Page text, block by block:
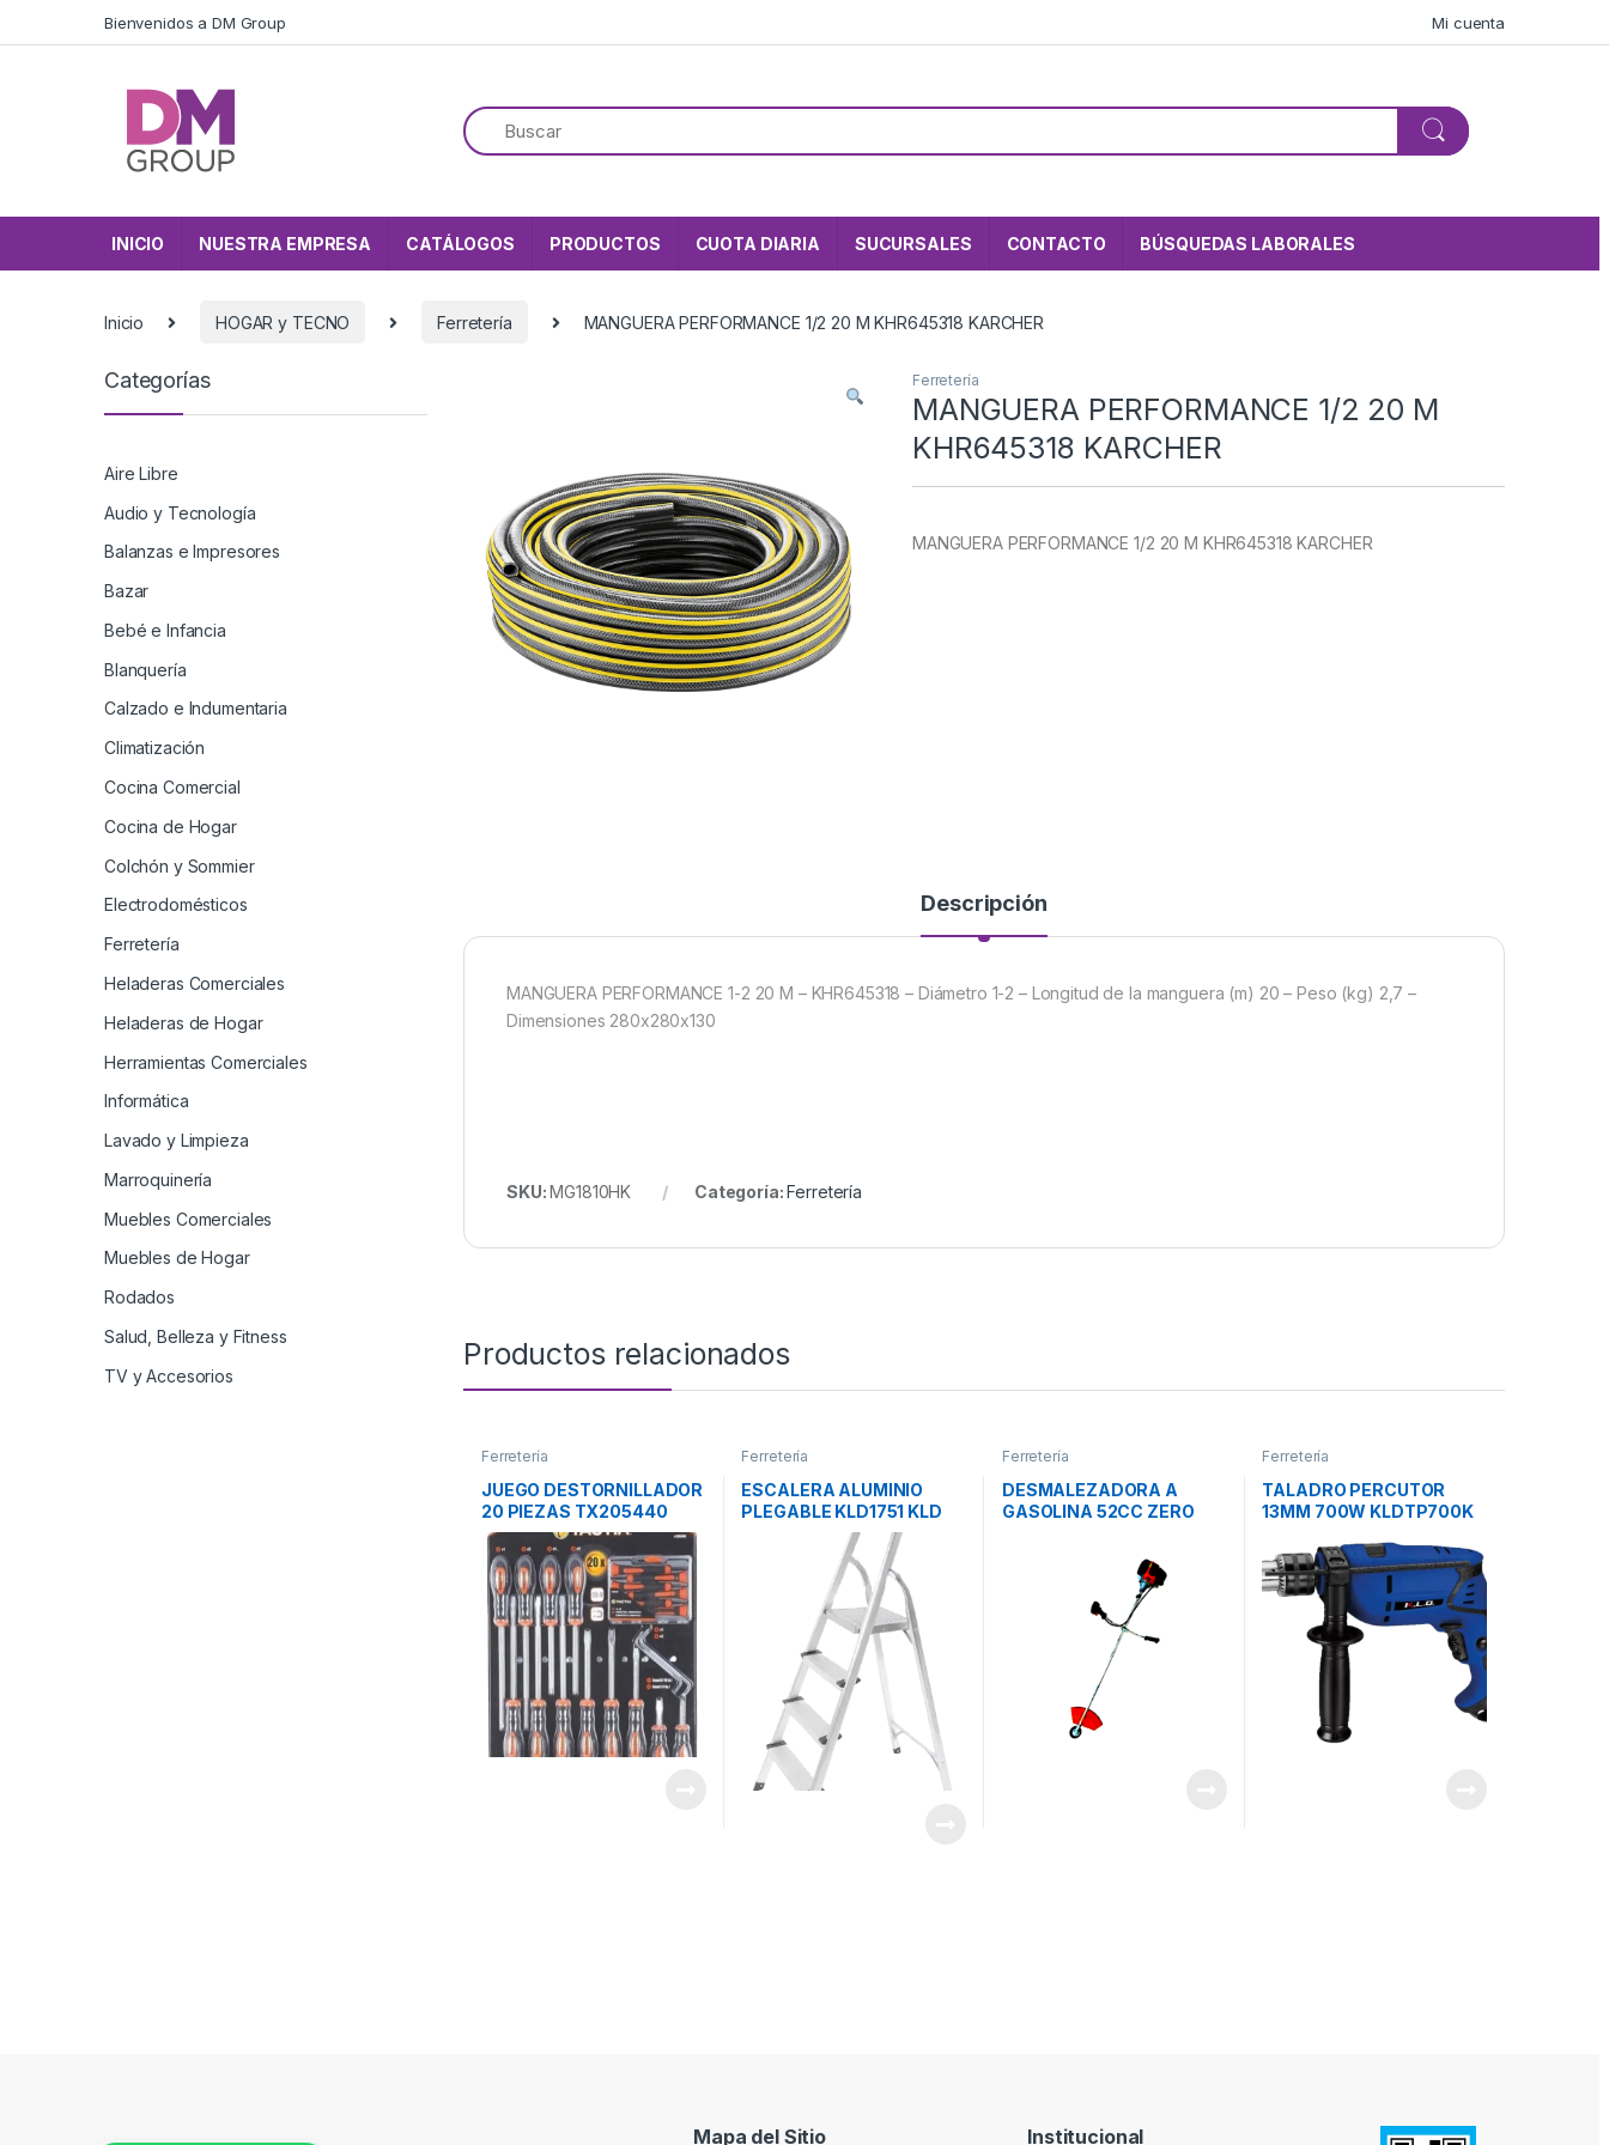
Bienvenidos a DM Group Mi cuenta
INICIO NUESTRA EMPRESA CATÁLOGOS PRODUCTOS CUOTA DIARIA SUCURSALES CONTACTO BÚSQUEDAS LABORALES
Inicio HOGAR y TECNO Ferretería MANGUERA PERFORMANCE 1/2 20 M KHR645318 KARCHER
Ferretería
MANGUERA PERFORMANCE 1/2 20 M
KHR645318 KARCHER
MANGUERA PERFORMANCE 1/2 20 M KHR645318 KARCHER
Descripción
MANGUERA PERFORMANCE 1-2 20 M – KHR645318 – Diámetro 1-2 – Longitud de la manguera (m) 20 – Peso (kg) 2,7 –
Dimensiones 280x280x130
SKU:MG1810HK Categoría:Ferretería
Productos relacionados
Ferretería
JUEGO DESTORNILLADOR
20 PIEZAS TX205440
TACTIX
Ferretería
ESCALERA ALUMINIO
PLEGABLE KLD1751 KLD
Ferretería
DESMALEZADORA A
GASOLINA 52CC ZERO
Ferretería
TALADRO PERCUTOR
13MM 700W KLDTP700K
Categorías
Aire Libre
Audio y Tecnología
Balanzas e Impresores
Bazar
Bebé e Infancia
Blanquería
Calzado e Indumentaria
Climatización
Cocina Comercial
Cocina de Hogar
Colchón y Sommier
Electrodomésticos
Ferretería
Heladeras Comerciales
Heladeras de Hogar
Herramientas Comerciales
Informática
Lavado y Limpieza
Marroquinería
Muebles Comerciales
Muebles de Hogar
Rodados
Salud, Belleza y Fitness
TV y Accesorios
Mapa del Sitio Institucional